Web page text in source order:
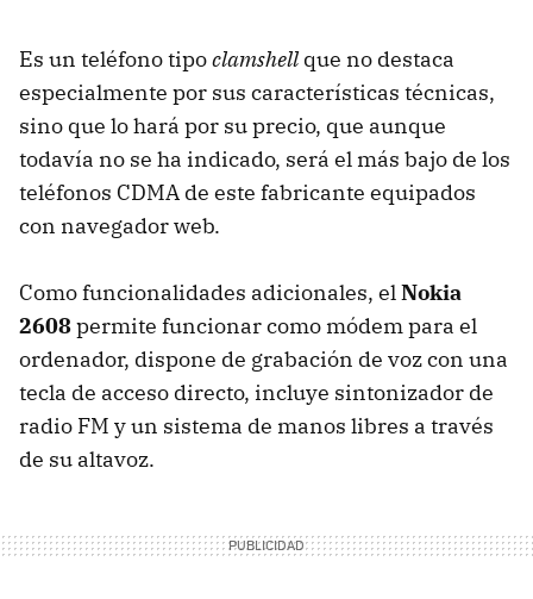
Es un teléfono tipoclamshellque no destaca
especialmente por sus características técnicas,
sino que lo hará por su precio, que aunque
todavía no se ha indicado, será el más bajo de los
teléfonos CDMA de este fabricante equipados
con navegador web.
Como funcionalidades adicionales, elNokia
2608permite funcionar como módem para el
ordenador, dispone de grabación de voz con una
tecla de acceso directo, incluye sintonizador de
radio FM y un sistema de manos libres a través
de su altavoz.